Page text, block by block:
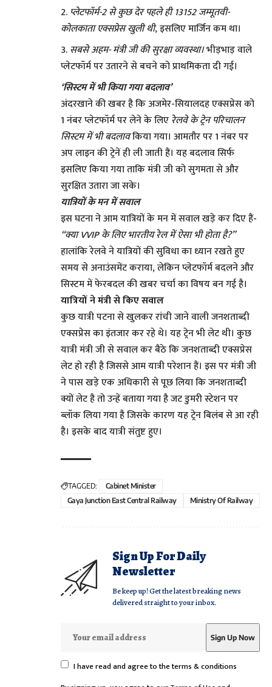
प्लेटफॉर्म-2 से कुछ देर पहले ही 13152 जम्मूतवी-
कोलकाता एक्सप्रेस खुली थी, इसलिए मार्जिन कम था।
सबसे अहम- मंत्री जी की सुरक्षा व्यवस्था।भीड़भाड़ वाले
प्लेटफॉर्म पर उतारने से बचने को प्राथमिकता दी गई।
‘सिस्टम में भी किया गया बदलाव’
अंदरखाने की खबर है कि अजमेर-सियालदह एक्सप्रेस को
1 नंबर प्लेटफॉर्म पर लेने के लिएरेलवे के ट्रेन परिचालन
सिस्टम में भी बदलावकिया गया। आमतौर पर 1 नंबर पर
अप लाइन की ट्रेनें ही ली जाती हैं। यह बदलाव सिर्फ
इसलिए किया गया ताकि मंत्री जी को सुगमता से और
सुरक्षित उतारा जा सके।
यात्रियों के मन में सवाल
इस घटना ने आम यात्रियों के मन में सवाल खड़े कर दिए हैं-
“क्या VVIP के लिए भारतीय रेल में ऐसा भी होता है?”
हालांकि रेलवे ने यात्रियों की सुविधा का ध्यान रखते हुए
समय से अनाउंसमेंट कराया, लेकिन प्लेटफॉर्म बदलने और
सिस्टम में फेरबदल की खबर चर्चा का विषय बन गई है।
यात्रियों ने मंत्री से किए सवाल
कुछ यात्री पटना से खुलकर रांची जाने वाली जनशताब्दी
एक्सप्रेस का इंतजार कर रहे थे। यह ट्रेन भी लेट थी। कुछ
यात्री मंत्री जी से सवाल कर बैठे कि जनशताब्दी एक्सप्रेस
लेट हो रही है जिससे आम यात्री परेशान हैं। इस पर मंत्री जी
ने पास खड़े एक अधिकारी से पूछ लिया कि जनशताब्दी
क्यों लेट है तो उन्हें बताया गया है जट डुमरी स्टेशन पर
ब्लॉक लिया गया है जिसके कारण यह ट्रेन बिलंब से आ रही
है। इसके बाद यात्री संतुष्ट हुए।
TAGGED:
Cabinet Minister
Gaya Junction East Central Railway
Ministry Of Railway
Sign Up For Daily
Newsletter
Be keep up! Get the latest breaking news
delivered straight to your inbox.
I have read and agree to the terms & conditions